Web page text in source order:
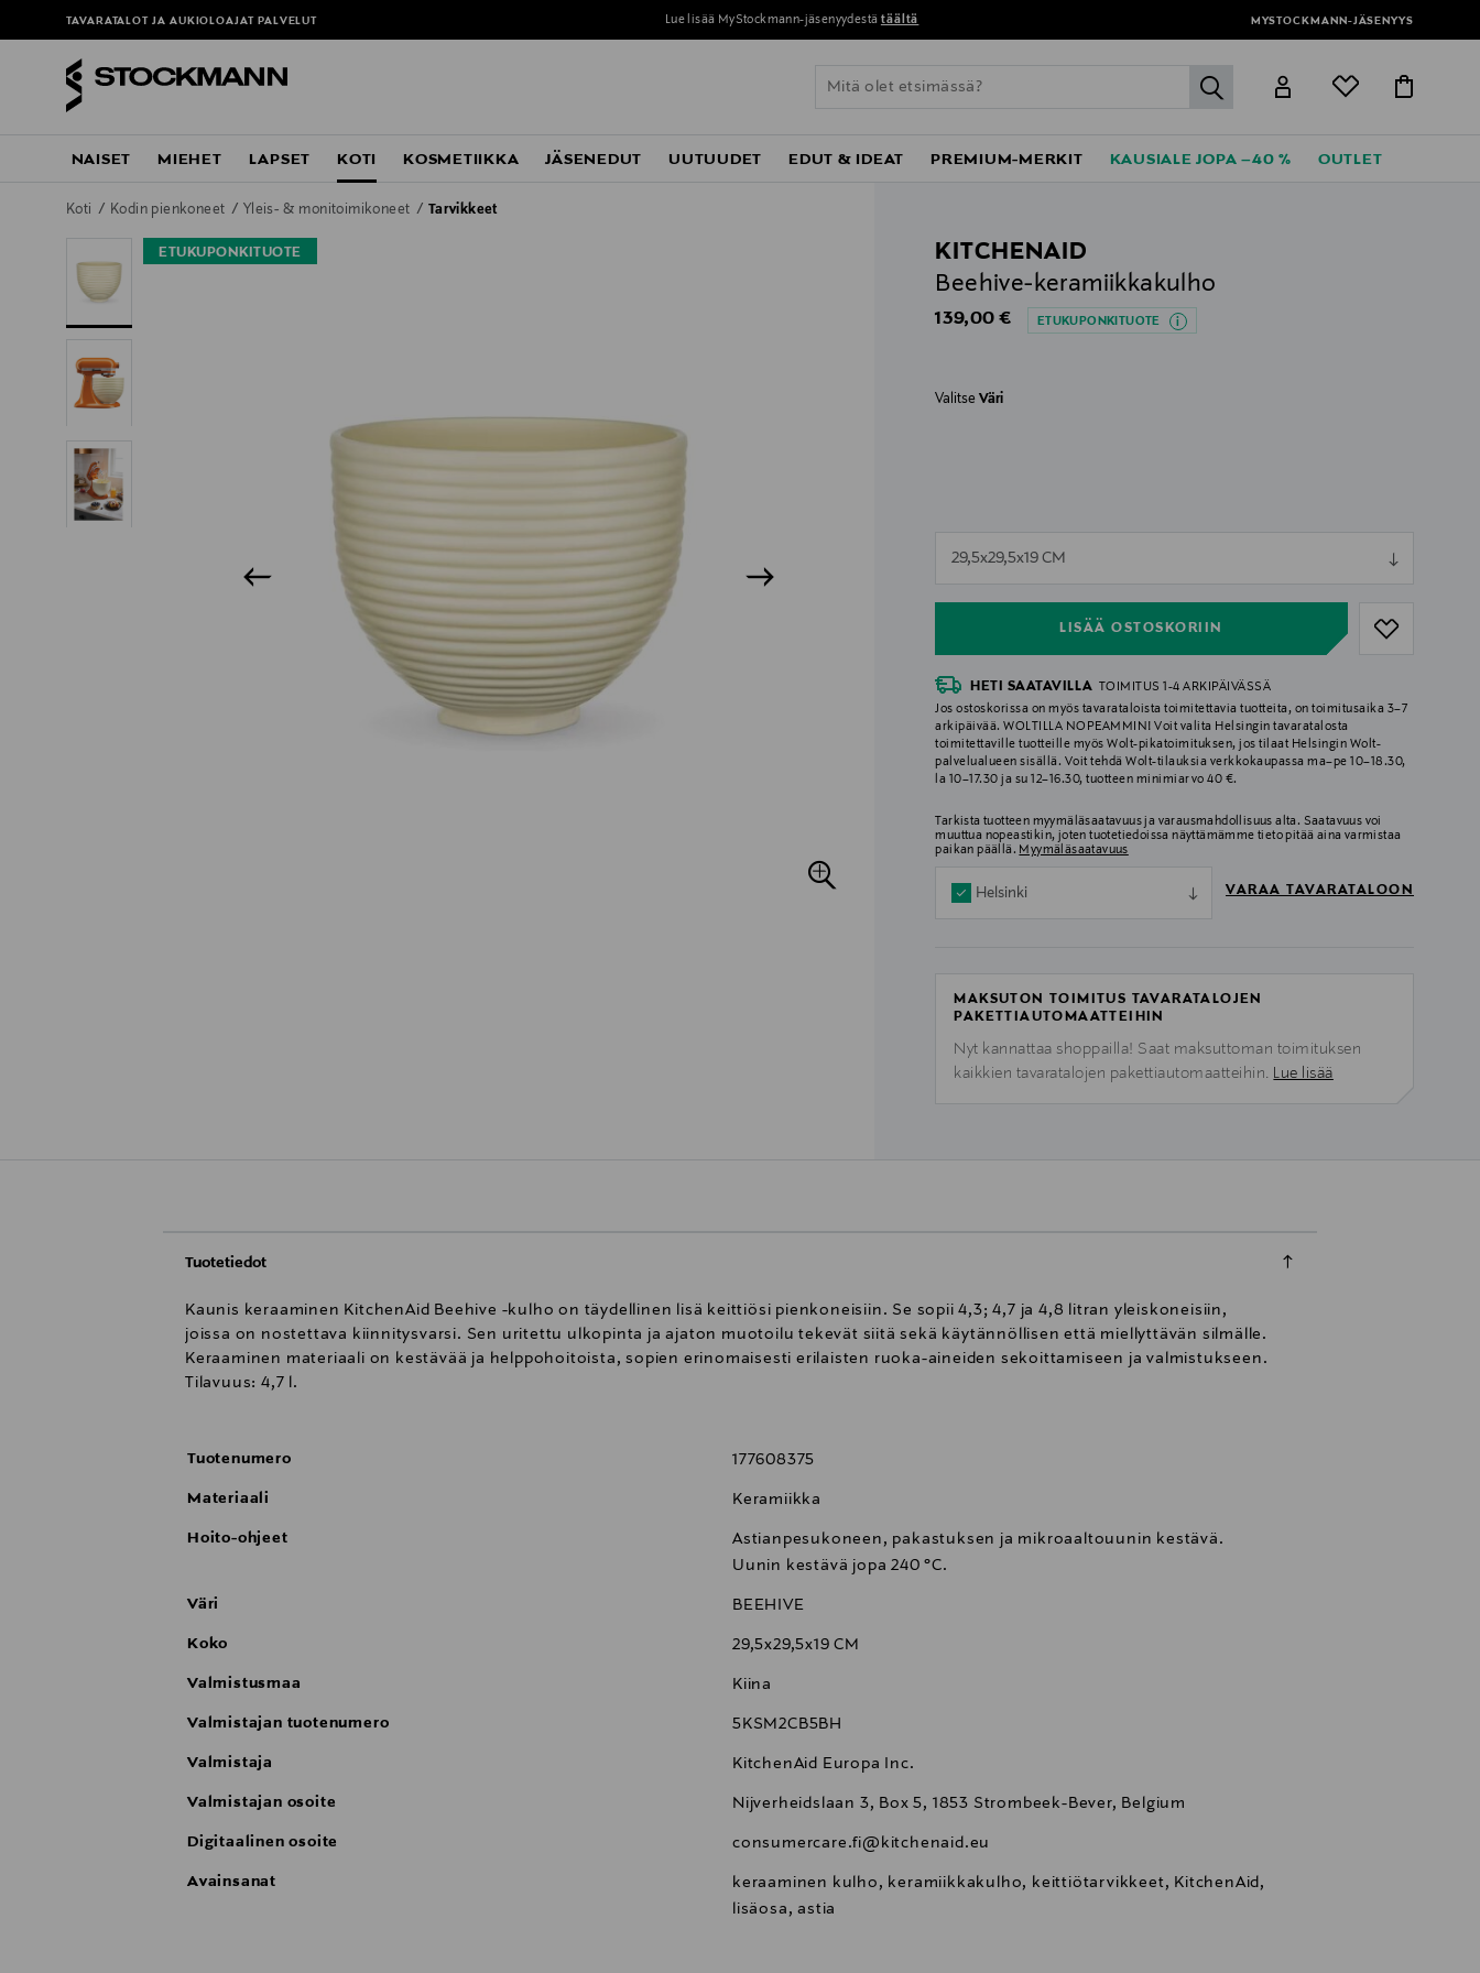
TAVARATALOT JA AUKIOLOAJAT PALVELUT Lue lisää MyStockmann-jäsenyydestä täältä MYSTOCKMANN-JÄSENYYS
label.header.go
NAISET MIEHET LAPSET KOTI KOSMETIIKKA JÄSENEDUT UUTUUDET EDUT & IDEAT PREMIUM-MERKIT KAUSIALE JOPA –40 % OUTLET
Koti Kodin pienkoneet Yleis- & monitoimikoneet Tarvikkeet
ETUKUPONKITUOTE
KITCHENAID
Beehive-keramiikkakulho
Original Price
139,00 € ETUKUPONKITUOTE
ValitseVäri
29,5x29,5x19 CM
LISÄÄ OSTOSKORIIN
null
HETI SAATAVILLA
TOIMITUS 1-4 ARKIPÄIVÄSSÄ
Jos ostoskorissa on myös tavarataloista toimitettavia tuotteita, on toimitusaika 3–7
arkipäivää. WOLTILLA NOPEAMMIN! Voit valita Helsingin tavaratalosta
toimitettaville tuotteille myös Wolt-pikatoimituksen, jos tilaat Helsingin Wolt-
palvelualueen sisällä. Voit tehdä Wolt-tilauksia verkkokaupassa ma–pe 10–18.30,
la 10–17.30 ja su 12–16.30, tuotteen minimiarvo 40 €.
Tarkista tuotteen myymäläsaatavuus ja varausmahdollisuus alta. Saatavuus voi
muuttua nopeastikin, joten tuotetiedoissa näyttämämme tieto pitää aina varmistaa
paikan päällä. Myymäläsaatavuus
Helsinki VARAA TAVARATALOON
MAKSUTON TOIMITUS TAVARATALOJEN
PAKETTIAUTOMAATTEIHIN
Nyt kannattaa shoppailla! Saat maksuttoman toimituksen
kaikkien tavaratalojen pakettiautomaatteihin. Lue lisää
Tuotetiedot
Kaunis keraaminen KitchenAid Beehive -kulho on täydellinen lisä keittiösi pienkoneisiin. Se sopii 4,3; 4,7 ja 4,8 litran yleiskoneisiin,
joissa on nostettava kiinnitysvarsi. Sen uritettu ulkopinta ja ajaton muotoilu tekevät siitä sekä käytännöllisen että miellyttävän silmälle.
Keraaminen materiaali on kestävää ja helppohoitoista, sopien erinomaisesti erilaisten ruoka-aineiden sekoittamiseen ja valmistukseen.
Tilavuus: 4,7 l.
Tuotenumero 177608375
Materiaali Keramiikka
Hoito-ohjeet
Astianpesukoneen, pakastuksen ja mikroaaltouunin kestävä.
Uunin kestävä jopa 240 °C.
Väri BEEHIVE
Koko 29,5x29,5x19 CM
Valmistusmaa Kiina
Valmistajan tuotenumero 5KSM2CB5BH
Valmistaja KitchenAid Europa Inc.
Valmistajan osoite Nijverheidslaan 3, Box 5, 1853 Strombeek-Bever, Belgium
Digitaalinen osoite consumercare.fi@kitchenaid.eu
Avainsanat
keraaminen kulho, keramiikkakulho, keittiötarvikkeet, KitchenAid,
lisäosa, astia